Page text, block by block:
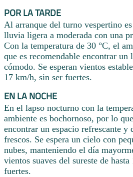
POR LA TARDE
Al arranque del turno vespertino
lluvia ligera a moderada con una
Con la temperatura de 30 °C, el
que es recomendable encontrar un
cómodo. Se esperan vientos
17 km/h, sin ser fuertes.
EN LA NOCHE
En el lapso nocturno con la
ambiente es bochornoso, por lo
encontrar un espacio refrescante y
frescos. Se espera un cielo con
nubes, manteniendo el día
vientos suaves del sureste de
fuertes.